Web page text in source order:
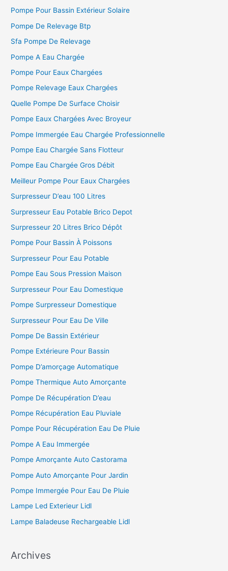
c
h
:
Pompe Pour Bassin Extérieur Solaire
Pompe De Relevage Btp
Sfa Pompe De Relevage
Pompe A Eau Chargée
Pompe Pour Eaux Chargées
Pompe Relevage Eaux Chargées
Quelle Pompe De Surface Choisir
Pompe Eaux Chargées Avec Broyeur
Pompe Immergée Eau Chargée Professionnelle
Pompe Eau Chargée Sans Flotteur
Pompe Eau Chargée Gros Débit
Meilleur Pompe Pour Eaux Chargées
Surpresseur D’eau 100 Litres
Surpresseur Eau Potable Brico Depot
Surpresseur 20 Litres Brico Dépôt
Pompe Pour Bassin À Poissons
Surpresseur Pour Eau Potable
Pompe Eau Sous Pression Maison
Surpresseur Pour Eau Domestique
Pompe Surpresseur Domestique
Surpresseur Pour Eau De Ville
Pompe De Bassin Extérieur
Pompe Extérieure Pour Bassin
Pompe D’amorçage Automatique
Pompe Thermique Auto Amorçante
Pompe De Récupération D’eau
Pompe Récupération Eau Pluviale
Pompe Pour Récupération Eau De Pluie
Pompe A Eau Immergée
Pompe Amorçante Auto Castorama
Pompe Auto Amorçante Pour Jardin
Pompe Immergée Pour Eau De Pluie
Lampe Led Exterieur Lidl
Lampe Baladeuse Rechargeable Lidl
Archives